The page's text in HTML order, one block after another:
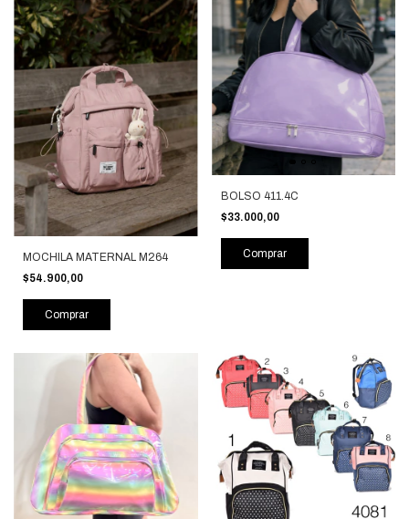
MOCHILA MATERNAL M264
$54.900,00
Comprar
BOLSO 411.4C
$33.000,00
Comprar